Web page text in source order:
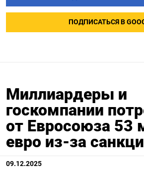
ПОДПИСАТЬСЯ В
Миллиардеры и
госкомпании
от Евросоюза 53
евро из-за
09.12.2025